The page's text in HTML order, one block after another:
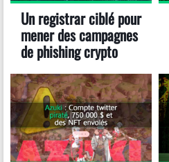
Un registrar ciblé pour
mener des campagnes
de phishing crypto